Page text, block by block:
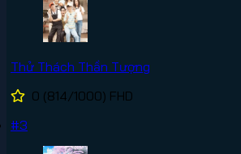
Thử Thách Thần Tượng
0 (814/1000) FHD
#3